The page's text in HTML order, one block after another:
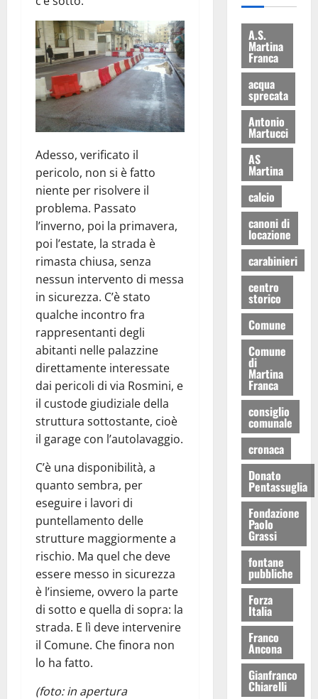
Adesso, verificato il
pericolo, non si è fatto
niente per risolvere il
problema. Passato
l’inverno, poi la primavera,
poi l’estate, la strada è
rimasta chiusa, senza
nessun intervento di messa
in sicurezza. C’è stato
qualche incontro fra
rappresentanti degli
abitanti nelle palazzine
direttamente interessate
dai pericoli di via Rosmini, e
il custode giudiziale della
struttura sottostante, cioè
il garage con l’autolavaggio.
C’è una disponibilità, a
quanto sembra, per
eseguire i lavori di
puntellamento delle
strutture maggiormente a
rischio. Ma quel che deve
essere messo in sicurezza
è l’insieme, ovvero la parte
di sotto e quella di sopra: la
strada. E lì deve intervenire
il Comune. Che finora non
lo ha fatto.
(foto: in apertura
A.S.
Martina
Franca
acqua
sprecata
Antonio
Martucci
AS
Martina
calcio
canoni di
locazione
carabinieri
centro
storico
Comune
Comune
di
Martina
Franca
consiglio
comunale
cronaca
Donato
Pentassuglia
Fondazione
Paolo
Grassi
fontane
pubbliche
Forza
Italia
Franco
Ancona
Gianfranco
Chiarelli